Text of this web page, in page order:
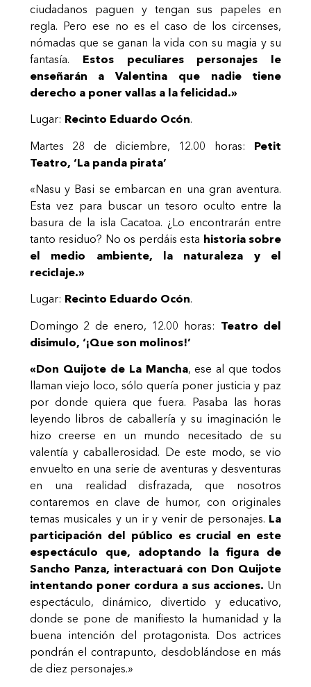
ciudadanos paguen y tengan sus papeles en
regla. Pero ese no es el caso de los circenses,
nómadas que se ganan la vida con su magia y su
fantasía. Estos peculiares personajes le
enseñarán a Valentina que nadie tiene
derecho a poner vallas a la felicidad.»
Lugar: Recinto Eduardo Ocón.
Martes 28 de diciembre, 12.00 horas: Petit
Teatro, ‘La panda pirata’
«Nasu y Basi se embarcan en una gran aventura.
Esta vez para buscar un tesoro oculto entre la
basura de la isla Cacatoa. ¿Lo encontrarán entre
tanto residuo? No os perdáis esta historia sobre
el medio ambiente, la naturaleza y el
reciclaje.»
Lugar: Recinto Eduardo Ocón.
Domingo 2 de enero, 12.00 horas: Teatro del
disimulo, ‘¡Que son molinos!’
«Don Quijote de La Mancha, ese al que todos
llaman viejo loco, sólo quería poner justicia y paz
por donde quiera que fuera. Pasaba las horas
leyendo libros de caballería y su imaginación le
hizo creerse en un mundo necesitado de su
valentía y caballerosidad. De este modo, se vio
envuelto en una serie de aventuras y desventuras
en una realidad disfrazada, que nosotros
contaremos en clave de humor, con originales
temas musicales y un ir y venir de personajes. La
participación del público es crucial en este
espectáculo que, adoptando la figura de
Sancho Panza, interactuará con Don Quijote
intentando poner cordura a sus acciones. Un
espectáculo, dinámico, divertido y educativo,
donde se pone de manifiesto la humanidad y la
buena intención del protagonista. Dos actrices
pondrán el contrapunto, desdoblándose en más
de diez personajes.»